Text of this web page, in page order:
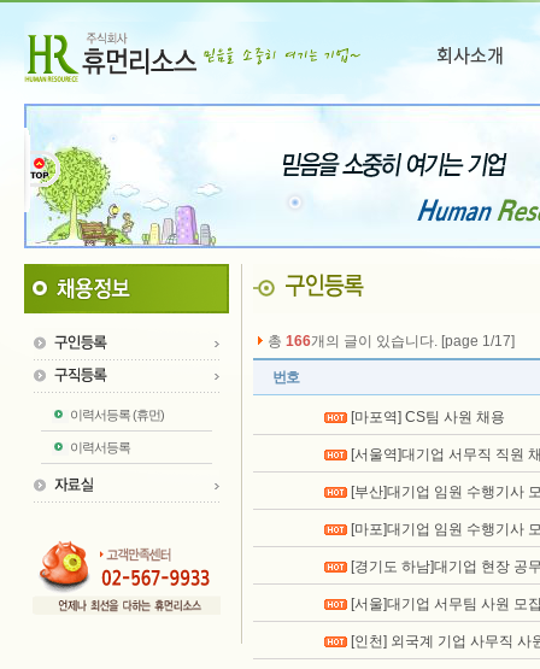
이력서등록 (휴먼)
이력서등록
총 166개의 글이 있습니다. [page 1/17]
번호
[마포역] CS팀 사원 채용
[서울역]대기업 서무직 직원
[부산]대기업 임원 수행기사
[마포]대기업 임원 수행기사
[경기도 하남]대기업 현장 공
[서울]대기업 서무팀 사원 모
[인천] 외국계 기업 사무직 사